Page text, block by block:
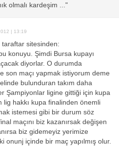
olmalı kardeşim ..."
| 13:19
taraftar sitesinden:
konuyu. Şimdi Bursa kupayı
diyorlar. O durumda
son maçı yapmak istiyorum deme
bulunduran takım daha
Şampiyonlar ligine gittiği için kupa
lig hakkı kupa finalinden önemli
istemesi gibi bir durum söz
maçını biz kazanırsak değişen
biz gidemeyiz yerimize
onunj içinde bir maç yapılmış olur.